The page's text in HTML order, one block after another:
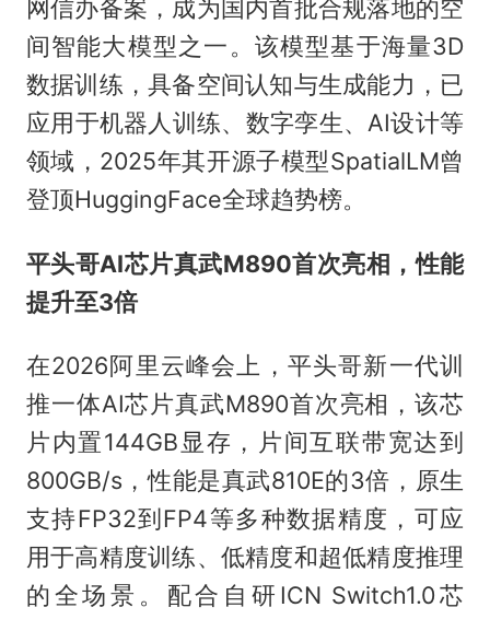
网信办备案，成为国内首批合规落地的空
间智能大模型之一。该模型基于海量3D
数据训练，具备空间认知与生成能力，已
应用于机器人训练、数字孪生、AI设计等
领域，2025年其开源子模型SpatialLM曾
登顶HuggingFace全球趋势榜。
平头哥AI芯片真武M890首次亮相，性能
提升至3倍
在2026阿里云峰会上，平头哥新一代训
推一体AI芯片真武M890首次亮相，该芯
片内置144GB显存，片间互联带宽达到
800GB/s，性能是真武810E的3倍，原生
支持FP32到FP4等多种数据精度，可应
用于高精度训练、低精度和超低精度推理
的全场景。配合自研ICN Switch1.0芯